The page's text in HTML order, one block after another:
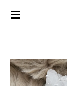
Ga
hoofdinhoud